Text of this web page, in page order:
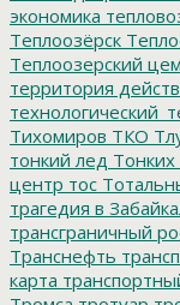
экономика
Теплоозёрск
Теплоозерский
территория
Тихомиров ТКО
тонкий лед Тонких
центр тос
трагедия в
трансграничный
Транснефть
карта